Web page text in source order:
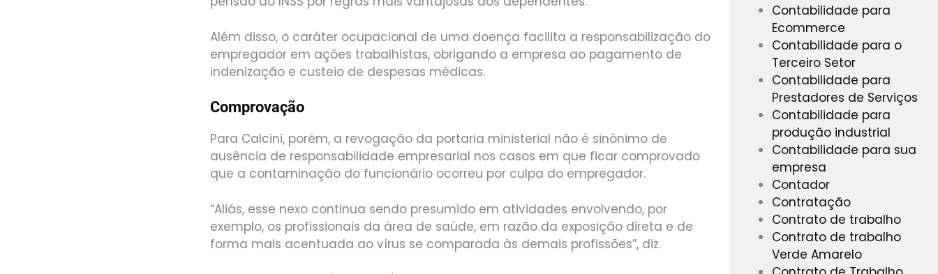
Além disso, o caráter ocupacional de uma doença facilita a responsabilização do
empregador em ações trabalhistas, obrigando a empresa ao pagamento de
indenização e custeio de despesas médicas.
Comprovação
Para Calcini, porém, a revogação da portaria ministerial não é sinônimo de
ausência de responsabilidade empresarial nos casos em que ficar comprovado
que a contaminação do funcionário ocorreu por culpa do empregador.
“Aliás, esse nexo continua sendo presumido em atividades envolvendo, por
exemplo, os profissionais da área de saúde, em razão da exposição direta e de
forma mais acentuada ao vírus se comparada às demais profissões”, diz.
Contabilidade para
Ecommerce
Contabilidade para o
Terceiro Setor
Contabilidade para
Prestadores de Serviços
Contabilidade para
produção industrial
Contabilidade para sua
empresa
Contador
Contratação
Contrato de trabalho
Contrato de trabalho
Verde Amarelo